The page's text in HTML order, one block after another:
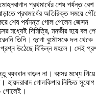
প্রথমার্ধের শেষ পর্যন্ত বেশ
প্রথমার্ধের অতিরিক্ত সময়ে
শেষ পর্যনন্ত গোল পেলেন জেসন
মধ্যেই দিমিত্রি, মনভীর হয়ে বল
তিনি। হুগো বুমৌসকে দল থেকে
প্রশ্ন উঠেছে বিভিন্ন মহলে। সেই
ব্যবধান বাড়ল না। বক্সের মধ্যে গিয়ে
হায়দরাবাদ গোলকিপার নিশ্চিত সুযোগ
গোলেই।